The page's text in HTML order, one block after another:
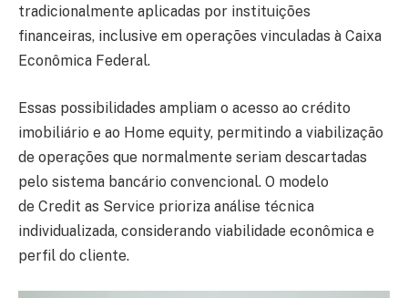
tradicionalmente aplicadas por instituições
financeiras, inclusive em operações vinculadas à Caixa
Econômica Federal.
Essas possibilidades ampliam o acesso ao crédito
imobiliário e ao Home equity, permitindo a viabilização
de operações que normalmente seriam descartadas
pelo sistema bancário convencional. O modelo
de Credit as Service prioriza análise técnica
individualizada, considerando viabilidade econômica e
perfil do cliente.